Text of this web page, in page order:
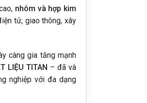
nhôm và hợp kim
tử, giao thông, xây
càng gia tăng mạnh
LIỆU TITAN – đã và
nghiệp với đa dạng